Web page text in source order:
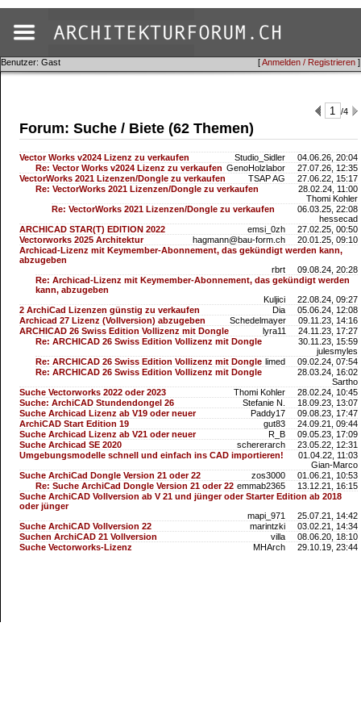
[Anmelden / Registrieren ]
Benutzer: Gast
/4
Forum: Suche / Biete (62 Themen)
Vector Works v2024 Lizenz zu verkaufen 04.06.26, 20:04
Studio_Sidler
Re: Vector Works v2024 Lizenz zu verkaufen
27.07.26, 12:35
GenoHolzlabor
VectorWorks 2021 Lizenzen/Dongle zu verkaufen
27.06.22, 15:17
TSAP AG
Re: VectorWorks 2021 Lizenzen/Dongle zu verkaufen
28.02.24, 11:00
Thomi Kohler
Re: VectorWorks 2021 Lizenzen/Dongle zu verkaufen
06.03.25, 22:08
hessecad
ARCHICAD STAR(T) EDITION 2022
27.02.25, 00:50
emsi_0zh
Vectorworks 2025 Architektur
20.01.25, 09:10
hagmann@bau-form.ch
Archicad-Lizenz mit Keymember-Abonnement, das gekündigt werden kann,
abzugeben
09.08.24, 20:28
rbrt
Re: Archicad-Lizenz mit Keymember-Abonnement, das gekündigt werden
kann, abzugeben
22.08.24, 09:27
Kuljici
2 ArchiCad Lizenzen günstig zu verkaufen
05.06.24, 12:08
Dia
Archicad 27 Lizenz (Vollversion) abzugeben
09.11.23, 14:16
Schedelmayer
ARCHICAD 26 Swiss Edition Vollizenz mit Dongle
24.11.23, 17:27
lyra11
Re: ARCHICAD 26 Swiss Edition Vollizenz mit Dongle
30.11.23, 15:59
julesmyles
Re: ARCHICAD 26 Swiss Edition Vollizenz mit Dongle
09.02.24, 07:54
limed
Re: ARCHICAD 26 Swiss Edition Vollizenz mit Dongle
28.03.24, 16:02
Sartho
Suche Vectorworks 2022 oder 2023
28.02.24, 10:45
Thomi Kohler
Suche: ArchiCAD Stundendongel 26
18.09.23, 13:07
Stefanie N.
Suche Archicad Lizenz ab V19 oder neuer
09.08.23, 17:47
Paddy17
ArchiCAD Start Edition 19
24.09.21, 09:44
gut83
Suche Archicad Lizenz ab V21 oder neuer
09.05.23, 17:09
R_B
Suche Archicad SE 2020
23.05.22, 12:31
schererarch
Umgebungsmodelle schnell und einfach ins CAD importieren!
01.04.22, 11:03
Gian-Marco
Suche ArchiCad Dongle Version 21 oder 22
01.06.21, 10:53
zos3000
Re: Suche ArchiCad Dongle Version 21 oder 22
13.12.21, 16:15
emmab2365
Suche ArchiCAD Vollversion ab V 21 und jünger oder Starter Edition ab 2018
oder jünger
25.07.21, 14:42
mapi_971
Suche ArchiCAD Vollversion 22
03.02.21, 14:34
marintzki
Suchen ArchiCAD 21 Vollversion
08.06.20, 18:10
villa
Suche Vectorworks-Lizenz
29.10.19, 23:44
MHArch